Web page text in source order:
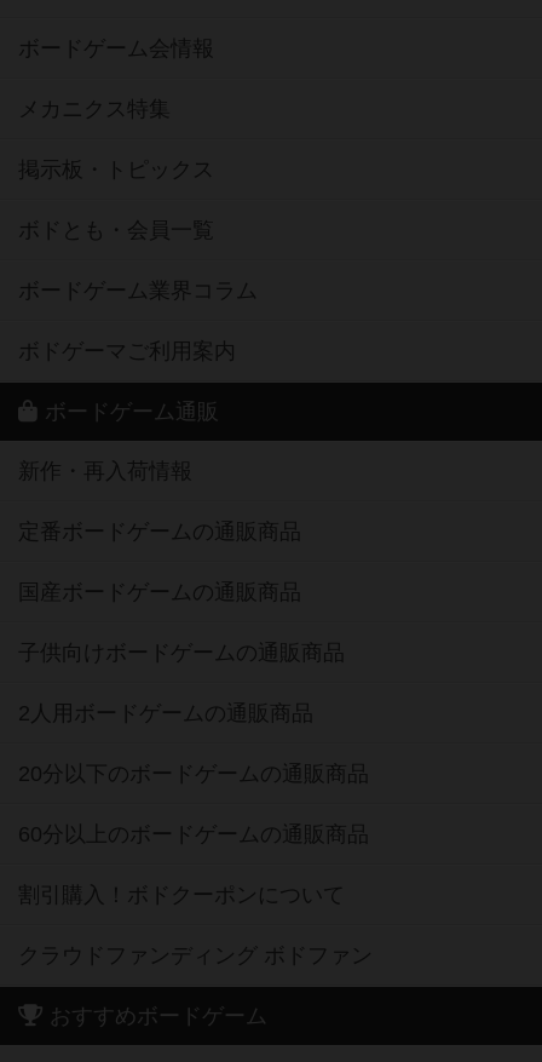
ボードゲーム会情報
メカニクス特集
掲示板・トピックス
ボドとも・会員一覧
ボードゲーム業界コラム
ボドゲーマご利用案内
ボードゲーム通販
新作・再入荷情報
定番ボードゲームの通販商品
国産ボードゲームの通販商品
子供向けボードゲームの通販商品
2人用ボードゲームの通販商品
20分以下のボードゲームの通販商品
60分以上のボードゲームの通販商品
割引購入！ボドクーポンについて
クラウドファンディング ボドファン
おすすめボードゲーム